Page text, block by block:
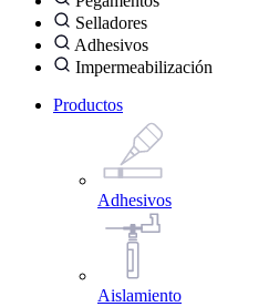
Selladores
Adhesivos
Impermeabilización
Productos
Adhesivos
Aislamiento